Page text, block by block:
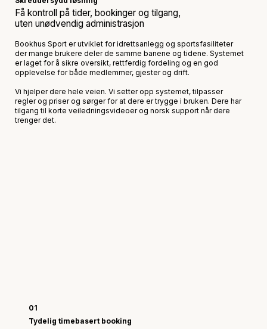
Få kontroll på tider, bookinger og tilgang,
uten unødvendig administrasjon
Bookhus Sport er utviklet for idrettsanlegg og sportsfasiliteter
der mange brukere deler de samme banene og tidene. Systemet
er laget for å sikre oversikt, rettferdig fordeling og en god
opplevelse for både medlemmer, gjester og drift.
Vi hjelper dere hele veien. Vi setter opp systemet, tilpasser
regler og priser og sørger for at dere er trygge i bruken. Dere har
tilgang til korte veiledningsvideoer og norsk support når dere
trenger det.
01
Tydelig timebasert booking